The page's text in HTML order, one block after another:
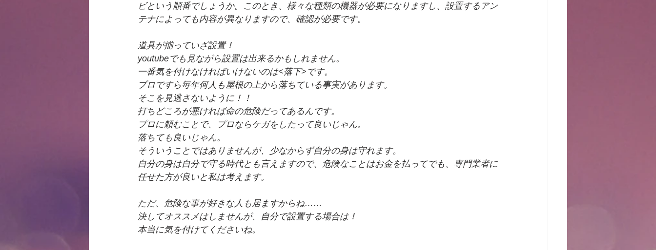
ビという順番でしょうか。このとき、様々な種類の機器が必要になりますし、設置するアン
テナによっても内容が異なりますので、確認が必要です。
道具が揃っていざ設置！
youtubeでも見ながら設置は出来るかもしれません。
一番気を付けなければいけないのは<落下>です。
プロですら毎年何人も屋根の上から落ちている事実があります。
そこを見逃さないように！！
打ちどころが悪ければ命の危険だってあるんです。
プロに頼むことで、プロならケガをしたって良いじゃん。
落ちても良いじゃん。
そういうことではありませんが、少なからず自分の身は守れます。
自分の身は自分で守る時代とも言えますので、危険なことはお金を払ってでも、専門業者に
任せた方が良いと私は考えます。
ただ、危険な事が好きな人も居ますからね……
決してオススメはしませんが、自分で設置する場合は！
本当に気を付けてくださいね。